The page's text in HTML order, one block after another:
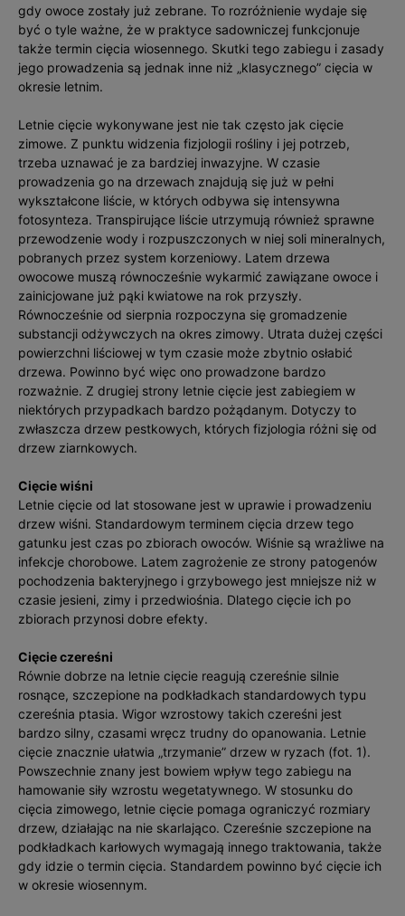
gdy owoce zostały już zebrane. To rozróżnienie wydaje się
być o tyle ważne, że w praktyce sadowniczej funkcjonuje
także termin cięcia wiosennego. Skutki tego zabiegu i zasady
jego prowadzenia są jednak inne niż „klasycznego” cięcia w
okresie letnim.
Letnie cięcie wykonywane jest nie tak często jak cięcie
zimowe. Z punktu widzenia fizjologii rośliny i jej potrzeb,
trzeba uznawać je za bardziej inwazyjne. W czasie
prowadzenia go na drzewach znajdują się już w pełni
wykształcone liście, w których odbywa się intensywna
fotosynteza. Transpirujące liście utrzymują również sprawne
przewodzenie wody i rozpuszczonych w niej soli mineralnych,
pobranych przez system korzeniowy. Latem drzewa
owocowe muszą równocześnie wykarmić zawiązane owoce i
zainicjowane już pąki kwiatowe na rok przyszły.
Równocześnie od sierpnia rozpoczyna się gromadzenie
substancji odżywczych na okres zimowy. Utrata dużej części
powierzchni liściowej w tym czasie może zbytnio osłabić
drzewa. Powinno być więc ono prowadzone bardzo
rozważnie. Z drugiej strony letnie cięcie jest zabiegiem w
niektórych przypadkach bardzo pożądanym. Dotyczy to
zwłaszcza drzew pestkowych, których fizjologia różni się od
drzew ziarnkowych.
Cięcie wiśni
Letnie cięcie od lat stosowane jest w uprawie i prowadzeniu
drzew wiśni. Standardowym terminem cięcia drzew tego
gatunku jest czas po zbiorach owoców. Wiśnie są wrażliwe na
infekcje chorobowe. Latem zagrożenie ze strony patogenów
pochodzenia bakteryjnego i grzybowego jest mniejsze niż w
czasie jesieni, zimy i przedwiośnia. Dlatego cięcie ich po
zbiorach przynosi dobre efekty.
Cięcie czereśni
Równie dobrze na letnie cięcie reagują czereśnie silnie
rosnące, szczepione na podkładkach standardowych typu
czereśnia ptasia. Wigor wzrostowy takich czereśni jest
bardzo silny, czasami wręcz trudny do opanowania. Letnie
cięcie znacznie ułatwia „trzymanie” drzew w ryzach (fot. 1).
Powszechnie znany jest bowiem wpływ tego zabiegu na
hamowanie siły wzrostu wegetatywnego. W stosunku do
cięcia zimowego, letnie cięcie pomaga ograniczyć rozmiary
drzew, działając na nie skarlająco. Czereśnie szczepione na
podkładkach karłowych wymagają innego traktowania, także
gdy idzie o termin cięcia. Standardem powinno być cięcie ich
w okresie wiosennym.